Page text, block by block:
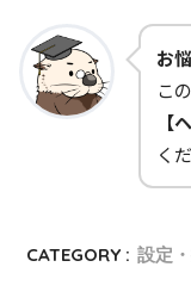
お
こ
【
く
CATEGORY : 設定